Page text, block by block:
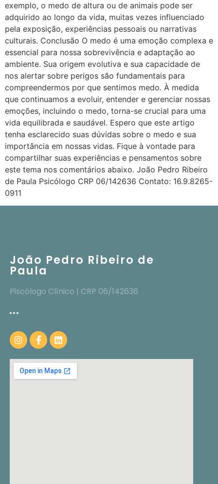
exemplo, o medo de altura ou de animais pode ser
adquirido ao longo da vida, muitas vezes influenciado
pela exposição, experiências pessoais ou narrativas
culturais. Conclusão O medo é uma emoção complexa e
essencial para nossa sobrevivência e adaptação ao
ambiente. Sua origem evolutiva e sua capacidade de
nos alertar sobre perigos são fundamentais para
compreendermos por que sentimos medo. À medida
que continuamos a evoluir, entender e gerenciar nossas
emoções, incluindo o medo, torna-se crucial para uma
vida equilibrada e saudável. Espero que este artigo
tenha esclarecido suas dúvidas sobre o medo e sua
importância em nossas vidas. Fique à vontade para
compartilhar suas experiências e pensamentos sobre
este tema nos comentários abaixo. João Pedro Ribeiro
de Paula Psicólogo CRP 06/142636 Contato: 16.9.8265-
0911
João Pedro Ribeiro de
Paula
Piscólogo Clínico | CRP 06/142636